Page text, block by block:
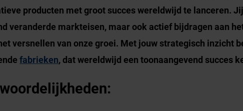
producten met groot succes wereldwijd te lanceren.
veranderde markteisen, maar ook actief bijdragen aan
versnellen van onze groei. Met jouw strategisch inzicht
fabrieken, dat wereldwijd een toonaangevend succes